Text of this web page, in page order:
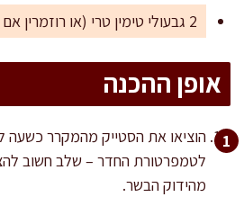
2 גבעולי טימין טרי (או רוזמרין אם מעדיפים)
אופן ההכנה
הוציאו את הסטייק מהמקרר כשעה
לטמפרטורת החדר – שלב חשוב
מהידוק הבשר.